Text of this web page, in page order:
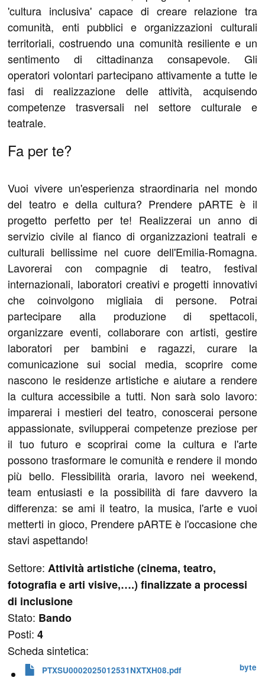
'cultura inclusiva' capace di creare relazione tra
comunità, enti pubblici e organizzazioni culturali
territoriali, costruendo una comunità resiliente e un
sentimento di cittadinanza consapevole. Gli
operatori volontari partecipano attivamente a tutte le
fasi di realizzazione delle attività, acquisendo
competenze trasversali nel settore culturale e
teatrale.
Fa per te?
Vuoi vivere un'esperienza straordinaria nel mondo
del teatro e della cultura? Prendere pARTE è il
progetto perfetto per te! Realizzerai un anno di
servizio civile al fianco di organizzazioni teatrali e
culturali bellissime nel cuore dell'Emilia-Romagna.
Lavorerai con compagnie di teatro, festival
internazionali, laboratori creativi e progetti innovativi
che coinvolgono migliaia di persone. Potrai
partecipare alla produzione di spettacoli,
organizzare eventi, collaborare con artisti, gestire
laboratori per bambini e ragazzi, curare la
comunicazione sui social media, scoprire come
nascono le residenze artistiche e aiutare a rendere
la cultura accessibile a tutti. Non sarà solo lavoro:
imparerai i mestieri del teatro, conoscerai persone
appassionate, svilupperai competenze preziose per
il tuo futuro e scoprirai come la cultura e l'arte
possono trasformare le comunità e rendere il mondo
più bello. Flessibilità oraria, lavoro nei weekend,
team entusiasti e la possibilità di fare davvero la
differenza: se ami il teatro, la musica, l'arte e vuoi
metterti in gioco, Prendere pARTE è l'occasione che
stavi aspettando!
Settore:Attività artistiche (cinema, teatro,
fotografia e arti visive,….) finalizzate a processi
di inclusione
Stato: Bando
Posti:4
Scheda sintetica:
PTXSU0002025012531NXTXH08.pdf byte